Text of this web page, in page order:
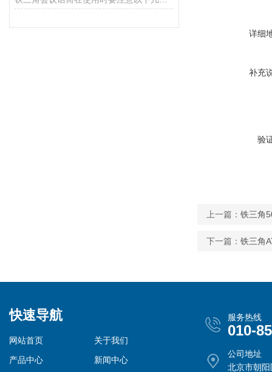
详细
补充
验
上一篇： 铁三角
下一篇： 铁三角
快速导航
网站首页
关于我们
产品中心
新闻中心
服务热线
010-
公司地址
北京市朝